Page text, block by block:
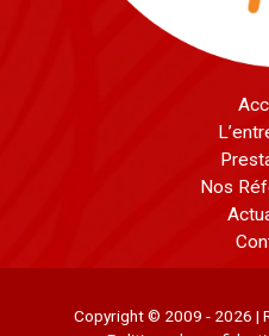
Nos
Copyright © 2009 - 2026 |